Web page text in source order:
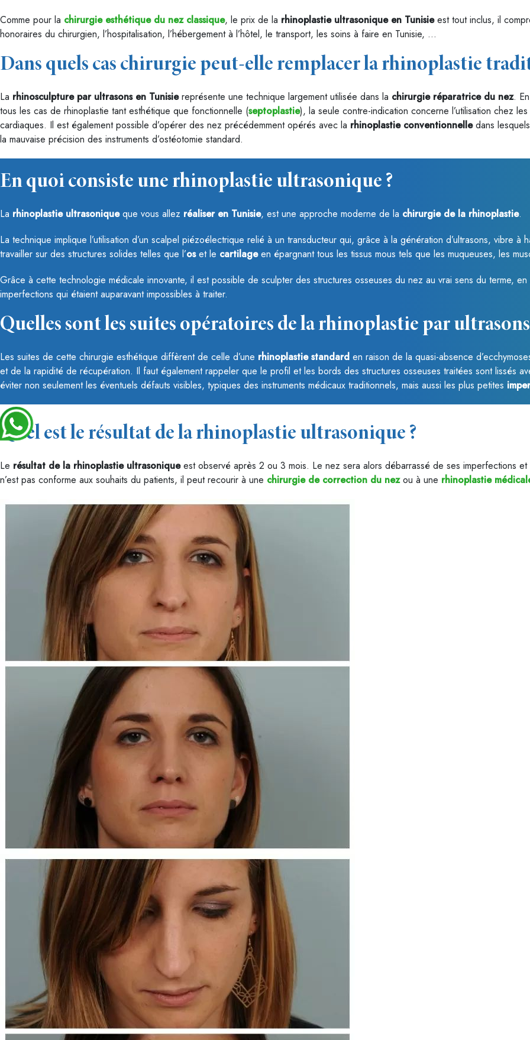
Comme pour la chirurgie esthétique du nez classique, le prix de la rhinoplastie ultrasonique en Tunisieest tout inclus, il
honoraires du chirurgien, l’hospitalisation, l’hébergement à l’hôtel, le transport, les soins à faire en Tunisie, …
Dans quels cas chirurgie peut-elle remplacer la rhinoplastie
La rhinosculpture par ultrasons en Tunisiereprésente une technique largement utilisée dans la chirurgie réparatrice du nez.
tous les cas de rhinoplastie tant esthétique que fonctionnelle (septoplastie), la seule contre-indication concerne l’utilisation chez
cardiaques. Il est également possible d’opérer des nez précédemment opérés avec la rhinoplastie conventionnelledans
la mauvaise précision des instruments d’ostéotomie standard.
En quoi consiste une rhinoplastie ultrasonique ?
La rhinoplastie ultrasoniqueque vous allez réaliser en Tunisie, est une approche moderne de la chirurgie de la rhinoplastie.
La technique implique l’utilisation d’un scalpel piézoélectrique relié à un transducteur qui, grâce à la génération d’ultrasons, vibre
travailler sur des structures solides telles que l’oset le cartilageen épargnant tous les tissus mous tels que les muqueuses, les
Grâce à cette technologie médicale innovante, il est possible de sculpter des structures osseuses du nez au vrai sens du terme,
imperfections qui étaient auparavant impossibles à traiter.
Quelles sont les suites opératoires de la rhinoplastie par ultrasons
Les suites de cette chirurgie esthétique diffèrent de celle d’une rhinoplastie standard en raison de la quasi-absence
et de la rapidité de récupération. Il faut également rappeler que le profil et les bords des structures osseuses traitées sont lissés
éviter non seulement les éventuels défauts visibles, typiques des instruments médicaux traditionnels, mais aussi les plus petites
Quel est le résultat de la rhinoplastie ultrasonique ?
Le résultat de la rhinoplastie ultrasoniqueest observé après 2 ou 3 mois. Le nez sera alors débarrassé de ses imperfections
n’est pas conforme aux souhaits du patients, il peut recourir à une chirurgie de correction du nezou à une rhinoplastie